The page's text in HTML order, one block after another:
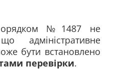
№1487 не
адміністративне
бути встановлено
перевірки.